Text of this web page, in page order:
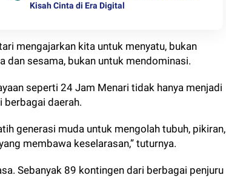
Kisah Cinta di Era Digital
mengajarkan kita untuk menyatu, bukan
dan sesama, bukan untuk mendominasi.
seperti 24 Jam Menari tidak hanya menjadi
daerah.
generasi muda untuk mengolah tubuh, pikiran,
membawa keselarasan,” tuturnya.
Sebanyak 89 kontingen dari berbagai penjuru